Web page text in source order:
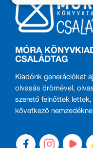
MÓRA
CSALÁDTAG
Kiadónk generációkat
olvasás örömével,
szerető felnőttek
következő